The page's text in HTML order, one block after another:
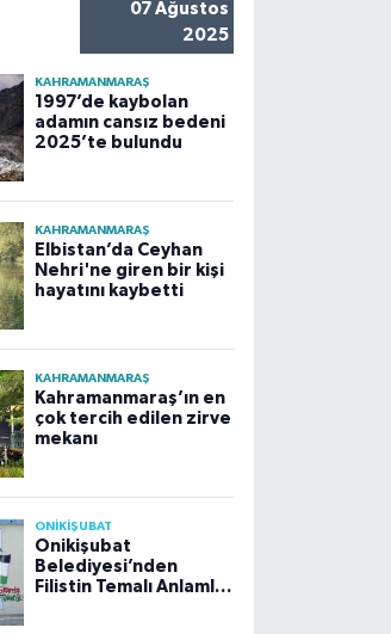
07 Ağustos
2025
KAHRAMANMARAŞ
1997’de kaybolan
adamın cansız bedeni
2025’te bulundu
KAHRAMANMARAŞ
Elbistan’da Ceyhan
Nehri'ne giren bir kişi
hayatını kaybetti
KAHRAMANMARAŞ
Kahramanmaraş’ın en
çok tercih edilen zirve
mekanı
ONİKİŞUBAT
Onikişubat
Belediyesi’nden
Filistin Temalı Anlamlı